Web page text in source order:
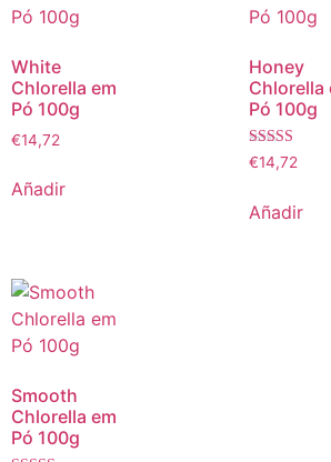
White
Chlorella em
Pó 100g
€14,72
Añadir
Honey
Chlorella
Pó 100g
Valoración
5,00
€14,72
Añadir
Smooth
Chlorella em
Pó 100g